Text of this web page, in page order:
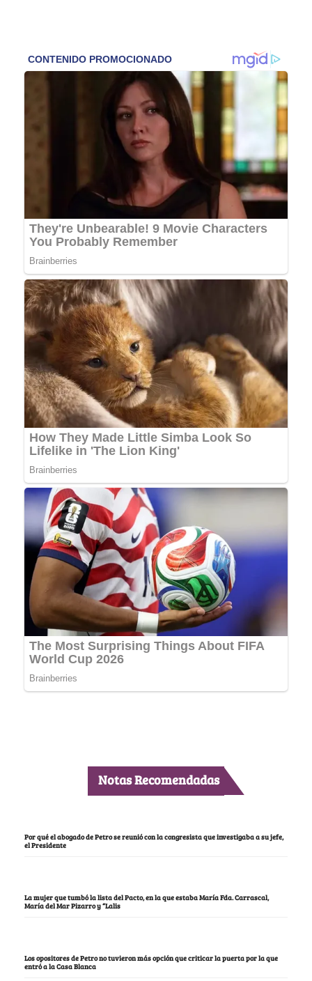
Notas Recomendadas
Por qué el abogado de Petro se reunió con la congresista que investigaba a su jefe,
el Presidente
La mujer que tumbó la lista del Pacto, en la que estaba María Fda. Carrascal,
María del Mar Pizarro y “Lalis
Los opositores de Petro no tuvieron más opción que criticar la puerta por la que
entró a la Casa Blanca